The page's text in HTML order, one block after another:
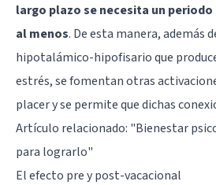
largo plazo se necesita un periodo
al menos. De esta manera, además
hipotalámico-hipofisario que
estrés, se fomentan otras
placer y se permite que dichas
Artículo relacionado: "Bienestar
para lograrlo"
El efecto pre y post-vacacional